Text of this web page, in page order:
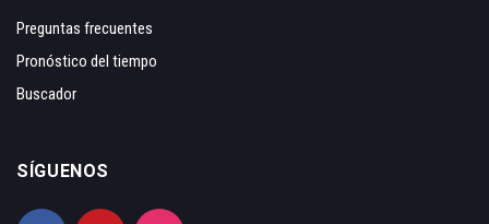
Preguntas frecuentes
Pronóstico del tiempo
Buscador
SÍGUENOS